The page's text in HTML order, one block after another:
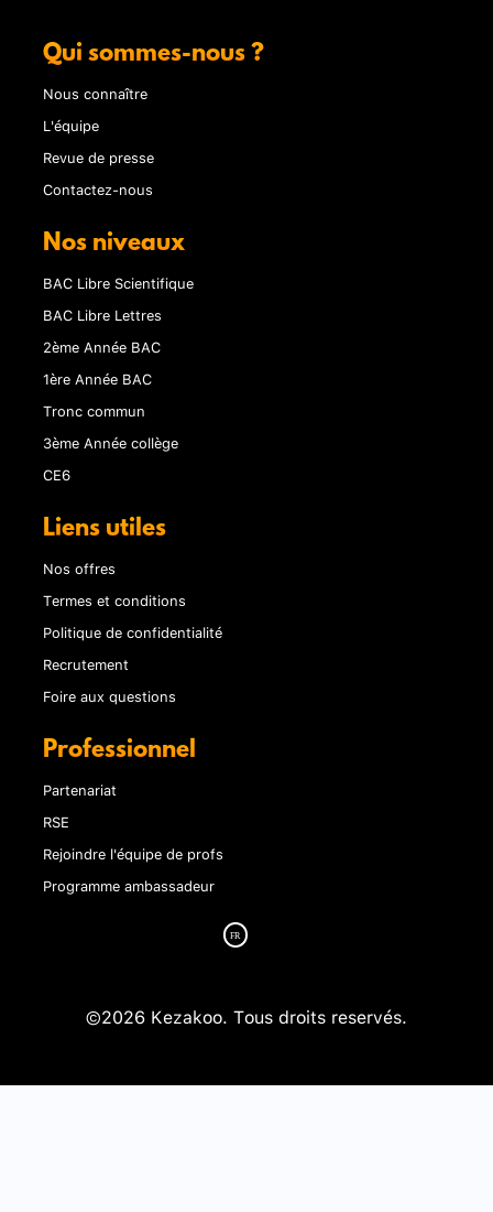
Qui sommes-nous ?
Nous connaître
L'équipe
Revue de presse
Contactez-nous
Nos niveaux
BAC Libre Scientifique
BAC Libre Lettres
2ème Année BAC
1ère Année BAC
Tronc commun
3ème Année collège
CE6
Liens utiles
Nos offres
Termes et conditions
Politique de confidentialité
Recrutement
Foire aux questions
Professionnel
Partenariat
RSE
Rejoindre l'équipe de profs
Programme ambassadeur
©2026 Kezakoo. Tous droits reservés.